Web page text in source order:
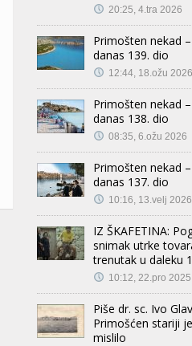
20:25, 4.tra 2026
Primošten nekad
danas 139. dio
12:44, 18.ožu 2026
Primošten nekad
danas 138. dio
08:35, 6.ožu 2026
Primošten nekad
danas 137. dio
10:16, 13.velj 2026
IZ ŠKAFETINA:
snimak utrke
trenutak u daleku
10:12, 22.pro 2025
Piše dr. sc. Ivo
Primošćen stariji
mislilo